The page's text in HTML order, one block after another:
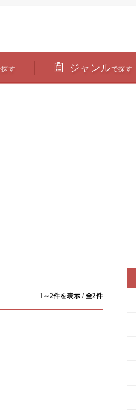
す ジャンルで探す
1～2件を表示 / 全2件